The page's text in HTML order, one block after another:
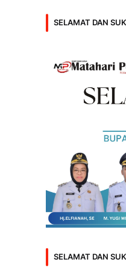
SELAMAT DAN
SELAMAT DAN